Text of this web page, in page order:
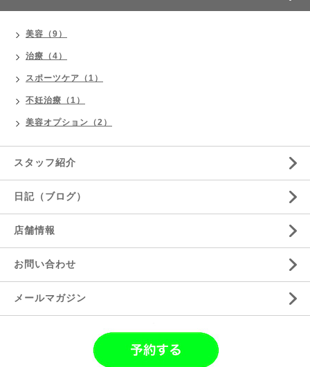
美容（9）
治療（4）
スポーツケア（1）
不妊治療（1）
美容オプション（2）
スタッフ紹介
日記（ブログ）
店舗情報
お問い合わせ
メールマガジン